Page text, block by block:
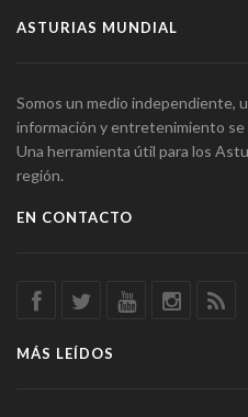
ASTURIAS MUNDIAL
Somos un medio independiente,
información y entretenimiento se
Una herramienta útil para los
región.
EN CONTACTO
MÁS LEÍDOS